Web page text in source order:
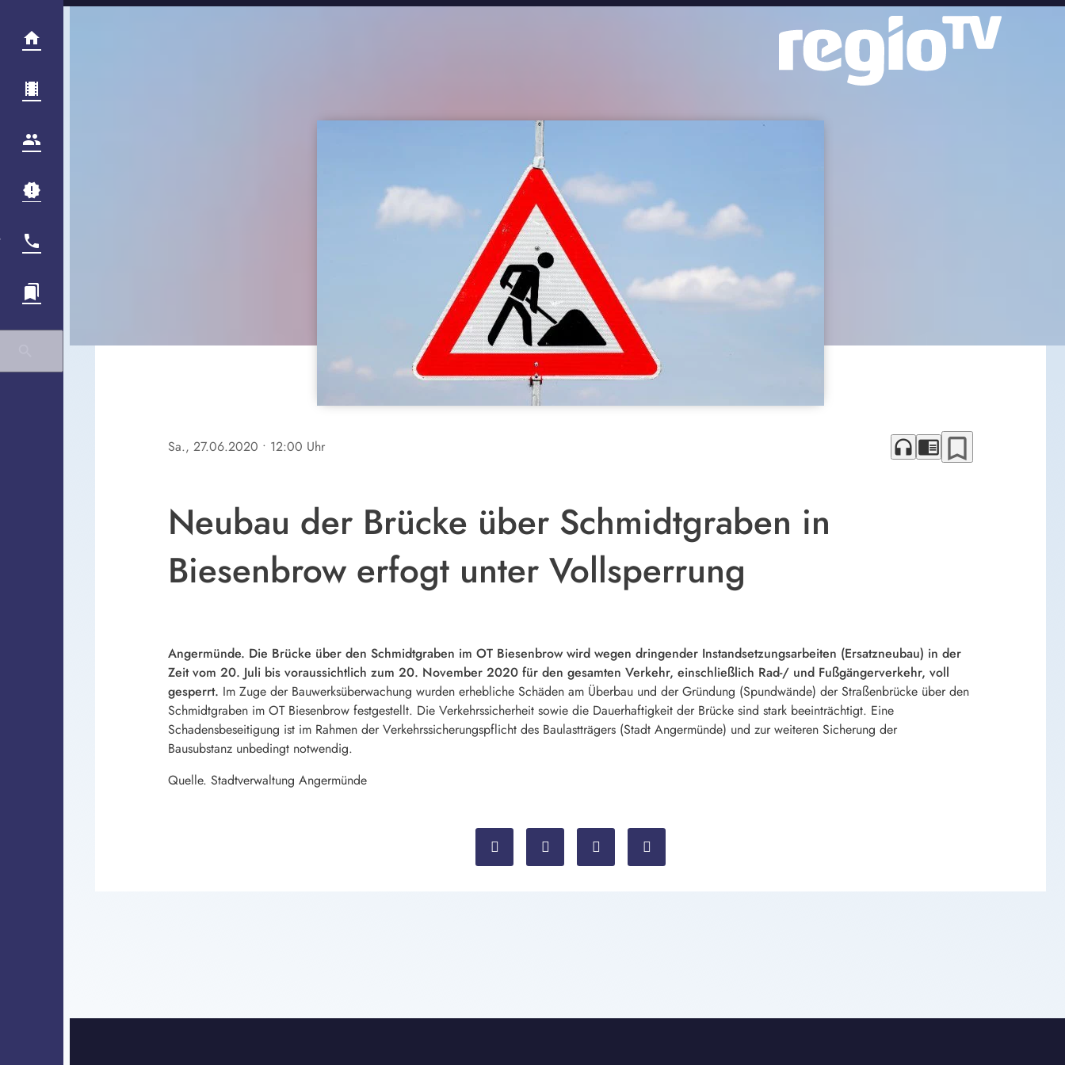
Sa., 27.06.2020 • 12:00 Uhr headphones chrome_reader_mode bookmark_border
Neubau der Brücke über Schmidtgraben in
Biesenbrow erfogt unter Vollsperrung
Angermünde. Die Brücke über den Schmidtgraben im OT Biesenbrow wird wegen dringender Instandsetzungsarbeiten (Ersatzneubau) in der
Zeit vom 20. Juli bis voraussichtlich zum 20. November 2020 für den gesamten Verkehr, einschließlich Rad-/ und Fußgängerverkehr, voll
gesperrt. Im Zuge der Bauwerksüberwachung wurden erhebliche Schäden am Überbau und der Gründung (Spundwände) der Straßenbrücke über den
Schmidtgraben im OT Biesenbrow festgestellt. Die Verkehrssicherheit sowie die Dauerhaftigkeit der Brücke sind stark beeinträchtigt. Eine
Schadensbeseitigung ist im Rahmen der Verkehrssicherungspflicht des Baulastträgers (Stadt Angermünde) und zur weiteren Sicherung der
Bausubstanz unbedingt notwendig.
Quelle. Stadtverwaltung Angermünde